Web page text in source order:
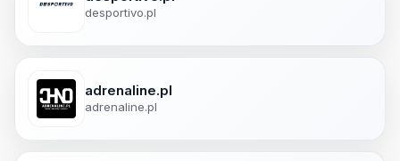
desportivo.pl
adrenaline.pl
adrenaline.pl